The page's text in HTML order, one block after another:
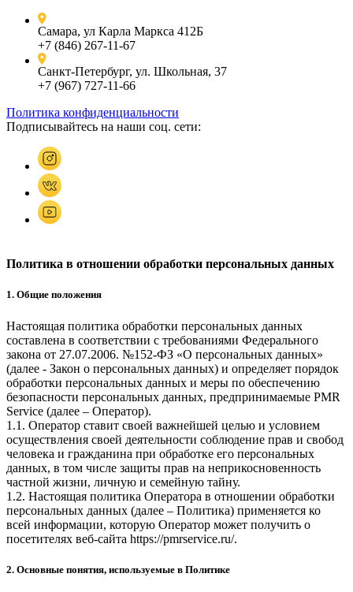
Самара, ул Карла Маркса 412Б
+7 (846) 267-11-67
Санкт-Петербург, ул. Школьная, 37
+7 (967) 727-11-66
Политика конфиденциальности
Подписывайтесь на наши соц. сети:
Политика в отношении обработки персональных данных
1. Общие положения
Настоящая политика обработки персональных данных
составлена в соответствии с требованиями Федерального
закона от 27.07.2006. №152-ФЗ «О персональных данных»
(далее - Закон о персональных данных) и определяет порядок
обработки персональных данных и меры по обеспечению
безопасности персональных данных, предпринимаемые PMR
Service (далее – Оператор).
1.1. Оператор ставит своей важнейшей целью и условием
осуществления своей деятельности соблюдение прав и свобод
человека и гражданина при обработке его персональных
данных, в том числе защиты прав на неприкосновенность
частной жизни, личную и семейную тайну.
1.2. Настоящая политика Оператора в отношении обработки
персональных данных (далее – Политика) применяется ко
всей информации, которую Оператор может получить о
посетителях веб-сайта https://pmrservice.ru/.
2. Основные понятия, используемые в Политике